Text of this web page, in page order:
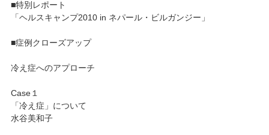
■特別レポート
「ヘルスキャンプ2010 in ネパール・ビルガンジー」
■症例クローズアップ
冷え症へのアプローチ
Case１
「冷え症」について
水谷美和子